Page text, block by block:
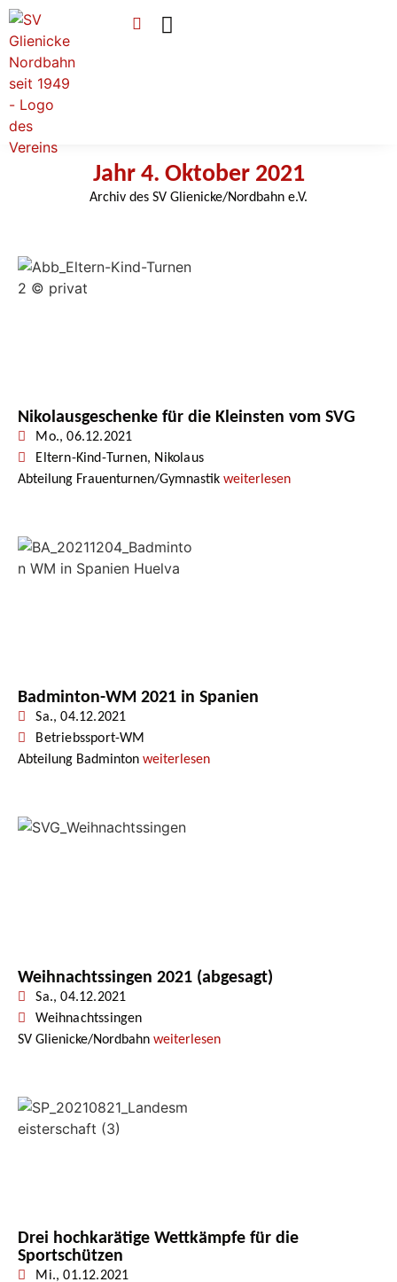
Jahr 4. Oktober 2021
Archiv des SV Glienicke/Nordbahn e.V.
Nikolausgeschenke für die Kleinsten vom SVG
Mo., 06.12.2021
Eltern-Kind-Turnen, Nikolaus
Abteilung Frauenturnen/Gymnastik weiterlesen
Badminton-WM 2021 in Spanien
Sa., 04.12.2021
Betriebssport-WM
Abteilung Badminton weiterlesen
Weihnachtssingen 2021 (abgesagt)
Sa., 04.12.2021
Weihnachtssingen
SV Glienicke/Nordbahn weiterlesen
Drei hochkarätige Wettkämpfe für die
Sportschützen
Mi., 01.12.2021